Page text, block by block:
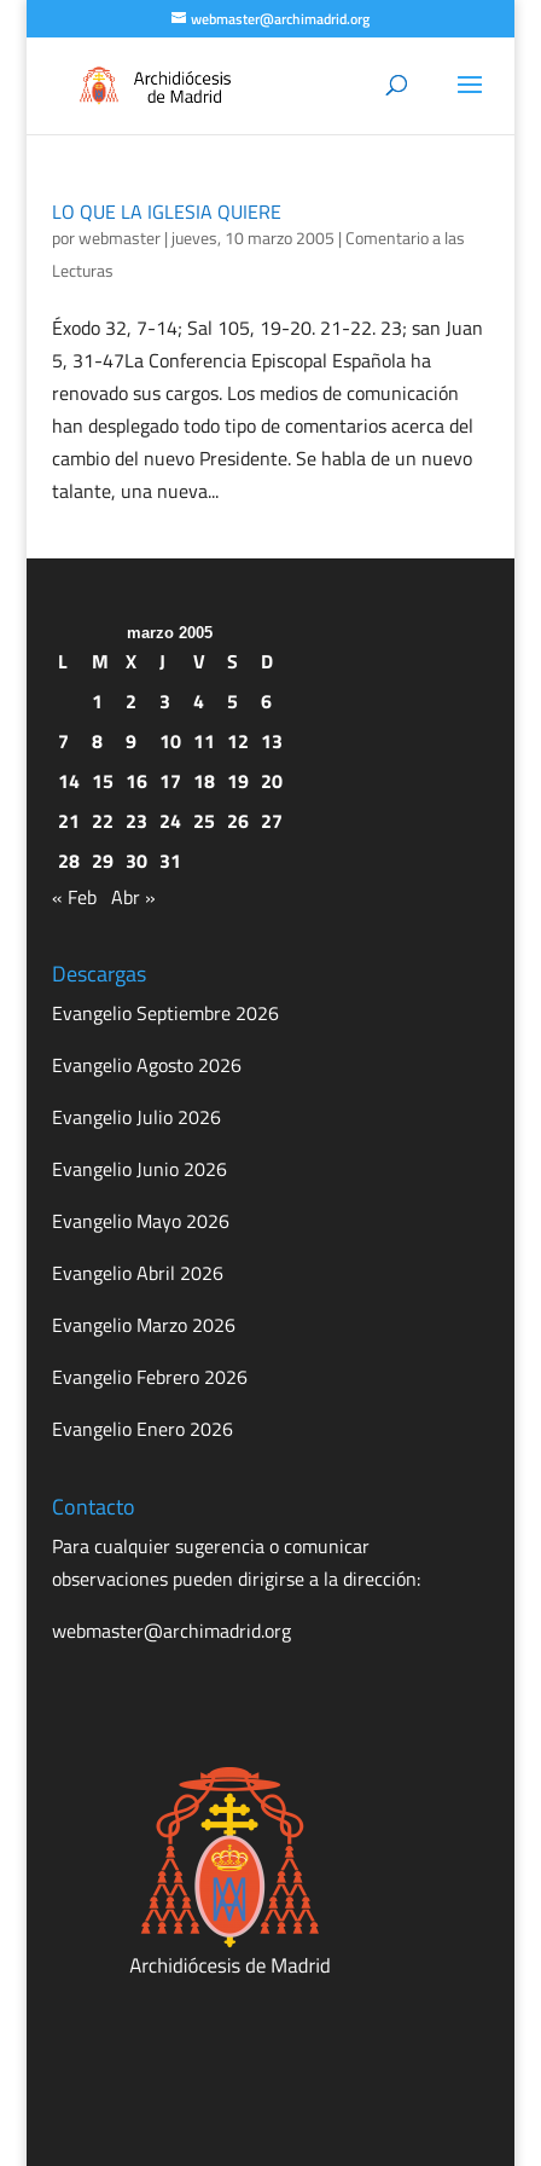
webmaster@archimadrid.org
LO QUE LA IGLESIA QUIERE
porwebmaster| jueves, 10 marzo 2005 |Comentario a las
Lecturas
Éxodo 32, 7-14; Sal 105, 19-20. 21-22. 23; san Juan
5, 31-47La Conferencia Episcopal Española ha
renovado sus cargos. Los medios de comunicación
han desplegado todo tipo de comentarios acerca del
cambio del nuevo Presidente. Se habla de un nuevo
talante, una nueva...
marzo 2005
L M X J V S
D
1
2 3 4 5
6
7
8 9 10 11 12 13
14 15 16 17 18 19 20
21 22 23 24 25 26 27
28 29 30 31
« Feb Abr »
Descargas
Evangelio Septiembre 2026
Evangelio Agosto 2026
Evangelio Julio 2026
Evangelio Junio 2026
Evangelio Mayo 2026
Evangelio Abril 2026
Evangelio Marzo 2026
Evangelio Febrero 2026
Evangelio Enero 2026
Contacto
Para cualquier sugerencia o comunicar
observaciones pueden dirigirse a la dirección:
webmaster@archimadrid.org